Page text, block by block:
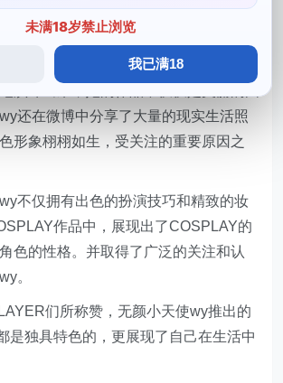
未满18岁禁止浏览
我已满18
的微博分享了几张超赞的照片
中，她还成功地将《名侦探柯南》中的
还在微博中分享了大量的现实生活照
形象栩栩如生，受关注的重要原因之
不仅拥有出色的扮演技巧和精致的妆
作品中，展现出了COSPLAY的
色的性格。并取得了广泛的关注和认
。
们所称赞，无颜小天使wy推出的
是独具特色的，更展现了自己在生活中